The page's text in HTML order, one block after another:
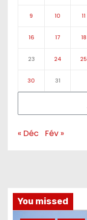
9 10 11
16 17 18
23 24 25
30 31
« Déc Fév »
You missed